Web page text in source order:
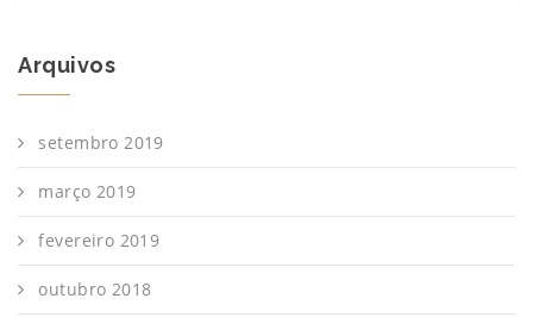
Arquivos
setembro 2019
março 2019
fevereiro 2019
outubro 2018